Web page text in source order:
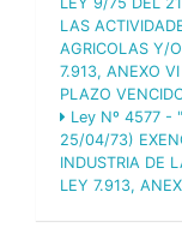
LAS
AGRICOLAS Y/
7.913, ANEXO
PLAZO
Ley Nº 4577 -
25/04/73)
INDUSTRIA DE
LEY 7.913,